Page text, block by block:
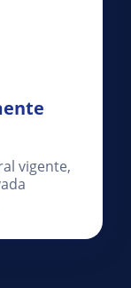
vigente,